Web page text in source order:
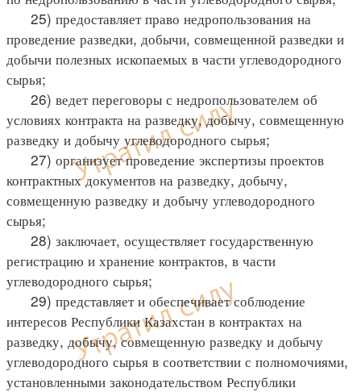
25) предоставляет право недропользования на
проведение разведки, добычи, совмещенной разведки и
добычи полезных ископаемых в части углеводородного
сырья;
26) ведет переговоры с недропользователем об
условиях контракта на разведку, добычу, совмещенную
разведку и добычу углеводородного сырья;
27) организует проведение экспертизы проектов
контрактных документов на разведку, добычу,
совмещенную разведку и добычу углеводородного
сырья;
28) заключает, осуществляет государственную
регистрацию и хранение контрактов, в части
углеводородного сырья;
29) представляет и обеспечивает соблюдение
интересов Республики Казахстан в контрактах на
разведку, добычу, совмещенную разведку и добычу
углеводородного сырья в соответствии с полномочиями,
установленными законодательством Республики